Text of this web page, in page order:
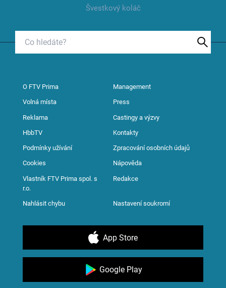
Švestkový koláč
O FTV Prima Management
Volná místa Press
Reklama Castingy a výzvy
HbbTV Kontakty
Podmínky užívání Zpracování osobních údajů
Cookies Nápověda
Vlastník FTV Prima spol. s
r.o.
Redakce
Nahlásit chybu Nastavení soukromí
App Store
Google Play